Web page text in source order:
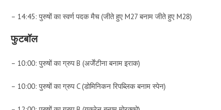
– 14:45: पुरुषों का स्वर्ण पदक मैच (जीते हुए M27 बनाम जीते हुए M28)
फुटबॉल
– 10:00: पुरुषों का ग्रुप B (अर्जेंटीना बनाम इराक)
– 10:00: पुरुषों का ग्रुप C (डोमिनिकन रिपब्लिक बनाम स्पेन)